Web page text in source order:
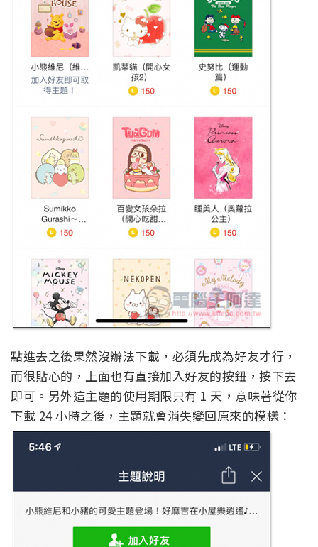
點進去之後果然沒辦法下載，必須先成為好友才行，
而很貼心的，上面也有直接加入好友的按鈕，按下去
即可。另外這主題的使用期限只有 1 天，意味著從你
下載 24 小時之後，主題就會消失變回原來的模樣：